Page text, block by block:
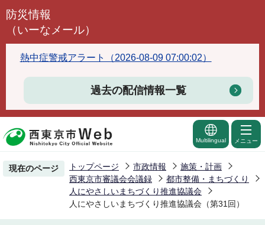
こ
頭
で
防災情報
（いーなメール）
熱中症警戒アラート（2026-08-09 07:00:02）
過去の配信情報一覧
Multilingual メニュー
現在のページ トップページ 市政情報
施策・計画
西東京市審議会会議録
都市整備・まちづくり
人にやさしいまちづくり推進協議会
人にやさしいまちづくり推進協議会（第31回）